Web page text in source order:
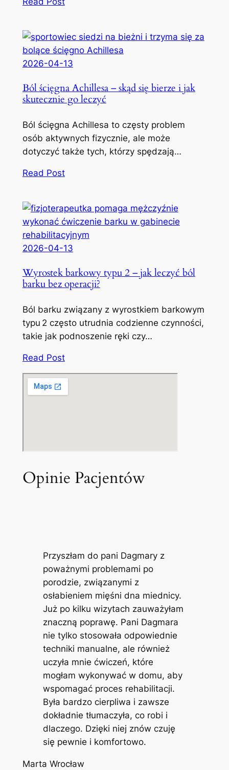
2026-04-13
Ból ścięgna Achillesa – skąd się bierze i jak
skutecznie go leczyć
Ból ścięgna Achillesa to częsty problem
osób aktywnych fizycznie, ale może
dotyczyć także tych, którzy spędzają…
Read Post
2026-04-13
Wyrostek barkowy typu 2 – jak leczyć ból
barku bez operacji?
Ból barku związany z wyrostkiem barkowym
typu 2 często utrudnia codzienne czynności,
takie jak podnoszenie ręki czy…
Read Post
Opinie Pacjentów
Przyszłam do pani Dagmary z
poważnymi problemami po
porodzie, związanymi z
osłabieniem mięśni dna miednicy.
Już po kilku wizytach zauważyłam
znaczną poprawę. Pani Dagmara
nie tylko stosowała odpowiednie
techniki manualne, ale również
uczyła mnie ćwiczeń, które
mogłam wykonywać w domu, aby
wspomagać proces rehabilitacji.
Była bardzo cierpliwa i zawsze
dokładnie tłumaczyła, co robi i
dlaczego. Dzięki niej znów czuję
się pewnie i komfortowo.
Marta Wrocław